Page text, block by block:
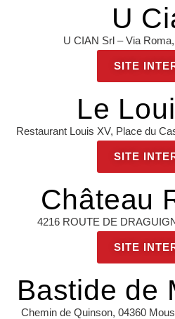
U
U CIAN Srl – Via
SITE
Le
Restaurant Louis XV, Place du
SITE
Château
4216 ROUTE DE
SITE
Bastide de
Chemin de Quinson, 04360